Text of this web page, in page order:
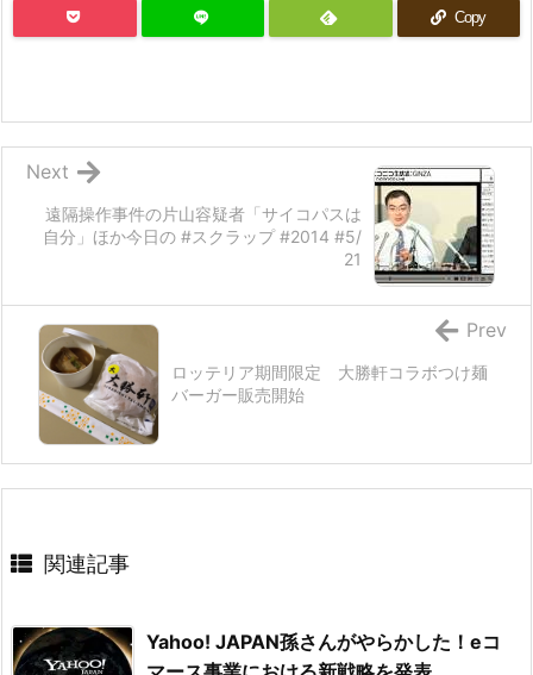
Copy
遠隔操作事件の片山容疑者「サイコパスは
自分」ほか今日の #スクラップ #2014 #5/
21
Next
ロッテリア期間限定 大勝軒コラボつけ麺
バーガー販売開始
Prev
関連記事
Yahoo! JAPAN孫さんがやらかした！eコ